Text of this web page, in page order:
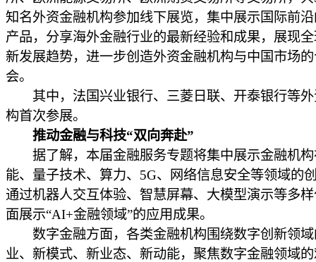
知名外资金融机构参加线下展览，集中展示国际前
产品，分享海外金融行业的最新经验和成果，展现
新发展趋势，进一步创造外资金融机构与中国市场
会。
其中，法国兴业银行、三菱日联、开泰银行等外
构首次参展。
推动金融与科技“双向奔赴”
据了解，本届金融服务专题将集中展示金融机构
能、量子技术、算力、5G、网络信息安全等领域的
通过机器人交互体验、智慧屏幕、大模型演示等多
面展示“AI+金融领域”的应用成果。
数字金融方面，各类金融机构围绕数字创新领域
业、新模式、新业态、新动能，聚焦数字金融领域